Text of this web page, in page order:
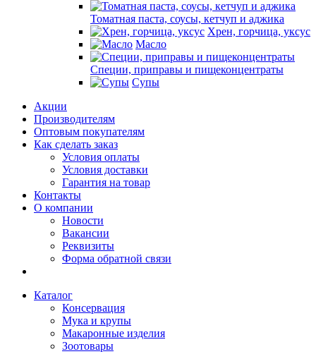
Томатная паста, соусы, кетчуп и аджика
Хрен, горчица, уксус
Масло
Специи, приправы и пищеконцентраты
Супы
Акции
Производителям
Оптовым покупателям
Как сделать заказ
Условия оплаты
Условия доставки
Гарантия на товар
Контакты
О компании
Новости
Вакансии
Реквизиты
Форма обратной связи
Каталог
Консервация
Мука и крупы
Макаронные изделия
Зоотовары